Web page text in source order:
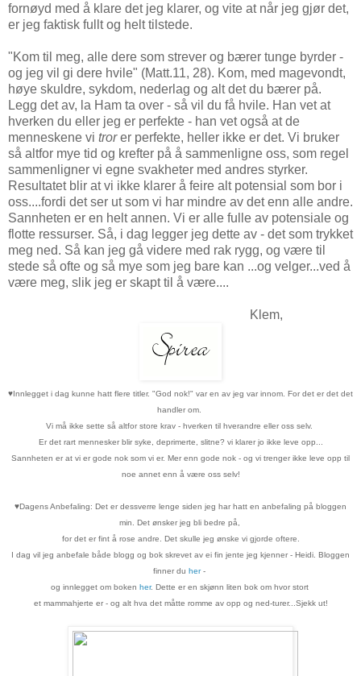
fornøyd med å klare det jeg klarer, og vite at når jeg gjør det,
er jeg faktisk fullt og helt tilstede.
"Kom til meg, alle dere som strever og bærer tunge byrder -
og jeg vil gi dere hvile" (Matt.11, 28). Kom, med magevondt,
høye skuldre, sykdom, nederlag og alt det du bærer på.
Legg det av, la Ham ta over - så vil du få hvile. Han vet at
hverken du eller jeg er perfekte - han vet også at de
menneskene vi trorer perfekte, heller ikke er det. Vi bruker
så altfor mye tid og krefter på å sammenligne oss, som regel
sammenligner vi egne svakheter med andres styrker.
Resultatet blir at vi ikke klarer å feire alt potensial som bor i
oss....fordi det ser ut som vi har mindre av det enn alle andre.
Sannheten er en helt annen. Vi er alle fulle av potensiale og
flotte ressurser. Så, i dag legger jeg dette av - det som trykket
meg ned. Så kan jeg gå videre med rak rygg, og være til
stede så ofte og så mye som jeg bare kan ...og velger...ved å
være meg, slik jeg er skapt til å være....
Klem,
♥Innlegget i dag kunne hatt flere titler. "God nok!" var en av jeg var innom. For det er det det
handler om.
Vi må ikke sette så altfor store krav - hverken til hverandre eller oss selv.
Er det rart mennesker blir syke, deprimerte, slitne? vi klarer jo ikke leve opp...
Sannheten er at vi er gode nok som vi er. Mer enn gode nok - og vi trenger ikke leve opp til
noe annet enn å være oss selv!
♥Dagens Anbefaling: Det er dessverre lenge siden jeg har hatt en anbefaling på bloggen
min. Det ønsker jeg bli bedre på,
for det er fint å rose andre. Det skulle jeg ønske vi gjorde oftere.
I dag vil jeg anbefale både blogg og bok skrevet av ei fin jente jeg kjenner - Heidi. Bloggen
finner du her-
og innlegget om boken her. Dette er en skjønn liten bok om hvor stort
et mammahjerte er - og alt hva det måtte romme av opp og ned-turer...Sjekk ut!